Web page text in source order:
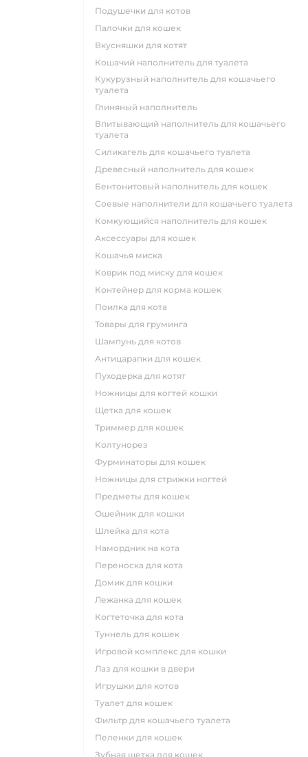
подушечки для котов
палочки для кошек
вкусняшки для котят
кошачий наполнитель для туалета
кукурузный наполнитель для кошачьего
туалета
глиняный наполнитель
впитывающий наполнитель для кошачьего
туалета
силикагель для кошачьего туалета
древесный наполнитель для кошек
бентонитовый наполнитель для кошек
соевые наполнители для кошачьего туалета
комкующийся наполнитель для кошек
аксессуары для кошек
кошачья миска
коврик под миску для кошек
контейнер для корма кошек
поилка для кота
товары для груминга
шампунь для котов
антицарапки для кошек
пуходерка для котят
ножницы для когтей кошки
щетка для кошек
триммер для кошек
колтунорез
фурминаторы для кошек
ножницы для стрижки ногтей
предметы для кошек
ошейник для кошки
шлейка для кота
намордник на кота
переноска для кота
домик для кошки
лежанка для кошек
когтеточка для кота
туннель для кошек
игровой комплекс для кошки
лаз для кошки в двери
игрушки для котов
туалет для кошек
фильтр для кошачьего туалета
пеленки для кошек
зубная щетка для кошек